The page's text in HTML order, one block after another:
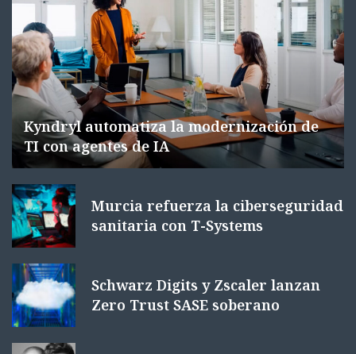
Kyndryl automatiza la modernización de
TI con agentes de IA
Murcia refuerza la ciberseguridad
sanitaria con T-Systems
Schwarz Digits y Zscaler lanzan
Zero Trust SASE soberano